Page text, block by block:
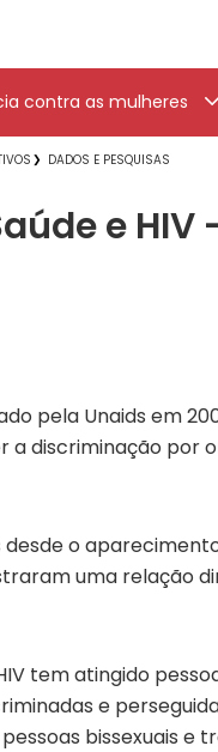
contra as mulheres
DADOS E PESQUISAS
e HIV
pela Unaids em
discriminação por
o
uma relação
tem atingido
e
bissexuais e